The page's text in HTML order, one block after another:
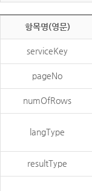
항목명(영문)
serviceKey
pageNo
numOfRows
langType
resultType